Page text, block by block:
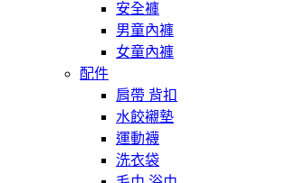
安全褲
男童內褲
女童內褲
配件
肩帶 背扣
水餃襯墊
運動襪
洗衣袋